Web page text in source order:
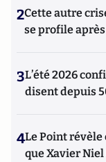
2Cette autre
se profile
3L’été 2026
disent depuis
4Le Point révèle
que Xavier Niel